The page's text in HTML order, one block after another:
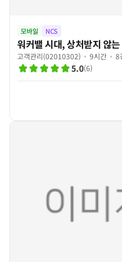
모바일 NCS
워커밸 시대, 상처받지 않
고객관리(02010302) 9시간 8
5.0(6)